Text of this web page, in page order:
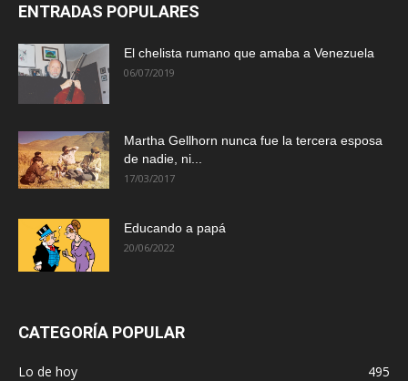
ENTRADAS POPULARES
El chelista rumano que amaba a Venezuela
06/07/2019
Martha Gellhorn nunca fue la tercera esposa
de nadie, ni...
17/03/2017
Educando a papá
20/06/2022
CATEGORÍA POPULAR
Lo de hoy
495